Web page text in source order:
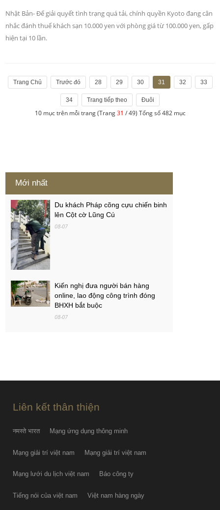
Nhật Bản- Để giải quyết tình trạng quá tải, chính quyền Kyoto đang cân
nhắc đánh thuế khách sạn 10.000 yen với phòng giá từ 100.000 yen, gấp
hiện tại 10 lần.
Trang Chủ Trước đó 28 29 30 31 32 33
34 Trang tiếp theo Đuôi
10 mục trên mỗi trang (Trang31 / 49) Tổng số 482 mục
Mới nhất
Du khách Pháp cõng cựu chiến binh
lên Cột cờ Lũng Cú
08-07
Kiến nghị đưa người bán hàng
online, lao động công trình đóng
BHXH bắt buộc
08-07
Liên kết thân thiện
नमस्ते भारत Mạng ứng dụng thông minh
Mạng giải trí việt nam Mạng giải trí việt nam
Mạng lưới du lịch việt nam Báo công ty
Tiếng nói của việt nam Việt nam hàng ngày